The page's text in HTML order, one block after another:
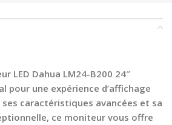
LED Dahua LM24-B200 24″
pour une expérience d’affichage
ses caractéristiques avancées et sa
ce moniteur vous offre